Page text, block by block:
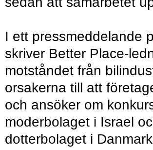
I ett pressmeddelande
skriver Better Place-
motståndet från
orsakerna till att
och ansöker om
moderbolaget i Israel
dotterbolaget i